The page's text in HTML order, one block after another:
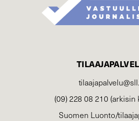
(09) 228 08 210 (arkisin
Suomen Luonto/